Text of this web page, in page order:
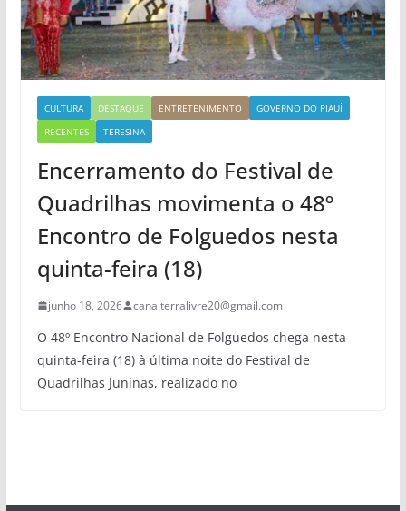
CULTURA DESTAQUE ENTRETENIMENTO
GOVERNO DO PIAUÍ
RECENTES
TERESINA
Encerramento do Festival de
Quadrilhas movimenta o 48º
Encontro de Folguedos nesta
quinta-feira (18)
junho 18, 2026 canalterralivre20@gmail.com
O 48º Encontro Nacional de Folguedos chega nesta
quinta-feira (18) à última noite do Festival de
Quadrilhas Juninas, realizado no